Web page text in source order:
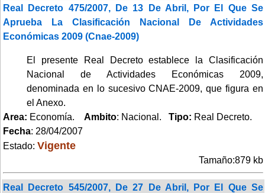
Real Decreto 475/2007, De 13 De Abril, Por El Que Se
Aprueba La Clasificación Nacional De Actividades
Económicas 2009 (Cnae-2009)
El presente Real Decreto establece la Clasificación
Nacional de Actividades Económicas 2009,
denominada en lo sucesivo CNAE-2009, que figura en
el Anexo.
Area: Economía. Ambito: Nacional. Tipo: Real Decreto.
Fecha: 28/04/2007
Estado: Vigente
Tamaño:879 kb
Real Decreto 545/2007, De 27 De Abril, Por El Que Se